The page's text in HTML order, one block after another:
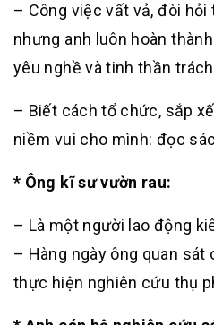
– Công việc vất vả, đòi
nhưng anh luôn hoàn
yêu nghề và tinh thần
– Biết cách tổ chức, sắp
niềm vui cho mình: đọc
* Ông kĩ sư vườn rau:
– Là một người lao động
– Hàng ngày ông quan sát
thực hiện nghiên cứu thụ